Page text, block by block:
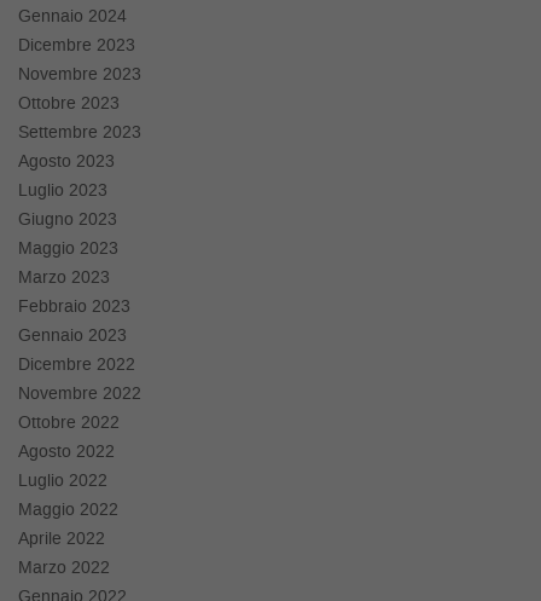
Gennaio 2024
Dicembre 2023
Novembre 2023
Ottobre 2023
Settembre 2023
Agosto 2023
Luglio 2023
Giugno 2023
Maggio 2023
Marzo 2023
Febbraio 2023
Gennaio 2023
Dicembre 2022
Novembre 2022
Ottobre 2022
Agosto 2022
Luglio 2022
Maggio 2022
Aprile 2022
Marzo 2022
Cookie necessari
Cookie delle preferenze
Cookie per il miglioramento dell'esperienza utente
Cookie analitici
Cookie di marketing
Leggi
la
cookie
policy